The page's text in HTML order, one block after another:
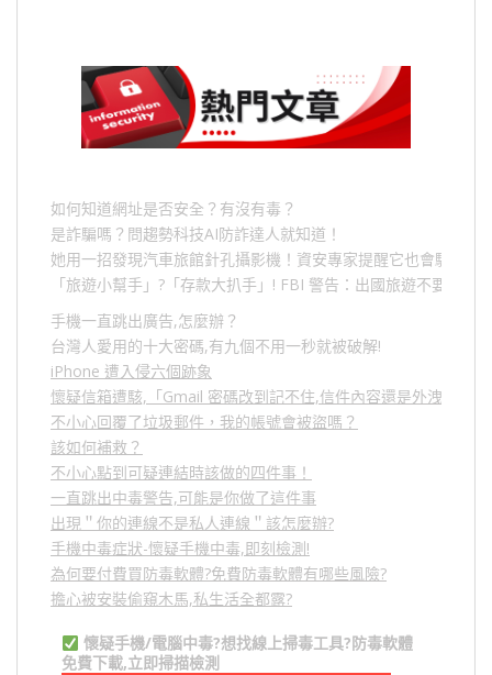
如何知道網址是否安全？有沒有毒？
是詐騙嗎？問趨勢科技AI防詐達人就知道！
她用一招發現汽車旅館針孔攝影機！資安專家提醒它也會駭人成
「旅遊小幫手」 ? 「存款大扒手」 ! FBI 警告：出國旅遊不要做的
手機一直跳出廣告,怎麼辦？
台灣人愛用的十大密碼,有九個不用一秒就被破解!
iPhone 遭入侵六個跡象
懷疑信箱遭駭,「Gmail 密碼改到記不住,信件內容還是外洩？」,
不小心回覆了垃圾郵件，我的帳號會被盜嗎？
該如何補救？
不小心點到可疑連結時該做的四件事！
一直跳出中毒警告,可能是你做了這件事
出現＂你的連線不是私人連線＂該怎麼辦?
手機中毒症狀-懷疑手機中毒,即刻檢測!
為何要付費買防毒軟體?免費防毒軟體有哪些風險?
擔心被安裝偷窺木馬,私生活全都露?
懷疑手機/電腦中毒?想找線上掃毒工具?防毒軟體
免費下載,立即掃描檢測